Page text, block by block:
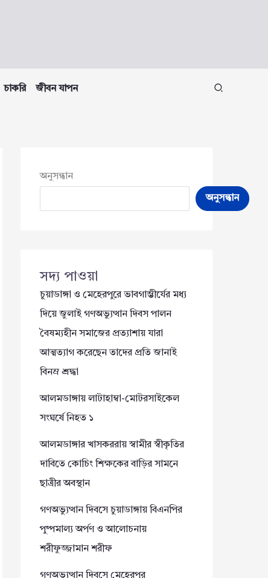
চাকরি জীবন যাপন
অনুসন্ধান
অনুসন্ধান
সদ্য পাওয়া
চুয়াডাঙ্গা ও মেহেরপুরে ভাবগাম্ভীর্যের মধ্য
দিয়ে জুলাই গণঅভ্যুত্থান দিবস পালন
বৈষম্যহীন সমাজের প্রত্যাশায় যারা
আত্মত্যাগ করেছেন তাদের প্রতি জানাই
বিনম্র শ্রদ্ধা
আলমডাঙ্গায় লাটাহাম্বা-মোটরসাইকেল
সংঘর্ষে নিহত ১
আলমডাঙ্গার খাসকররায় স্বামীর স্বীকৃতির
দাবিতে কোচিং শিক্ষকের বাড়ির সামনে
ছাত্রীর অবস্থান
গণঅভ্যুত্থান দিবসে চুয়াডাঙ্গায় বিএনপির
পুষ্পমাল্য অর্পণ ও আলোচনায়
শরীফুজ্জামান শরীফ
গণঅভ্যুত্থান দিবসে মেহেরপুর